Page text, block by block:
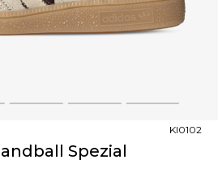
3 4 5
Spezial
KI0102